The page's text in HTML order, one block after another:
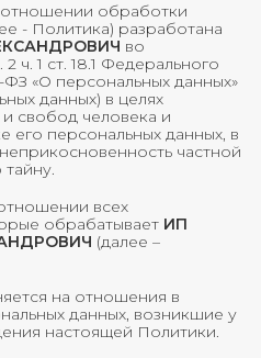
отношении обработки
- Политика) разработана
во
ч. 1 ст. 18.1 Федерального
«О персональных данных»
данных) в целях
свобод человека и
его персональных данных, в
частной
всех
обрабатывает ИП
(далее –
на отношения в
данных, возникшие у
настоящей Политики.